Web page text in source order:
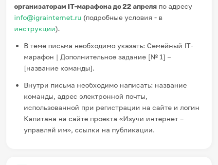
организаторам IT-марафона до 22 апреля по адресу
info@igrainternet.ru (подробные условия - в
инструкции).
В теме письма необходимо указать: Семейный IT-
марафон | Дополнительное задание [№ 1] –
[название команды].
Внутри письма необходимо написать: название
команды, адрес электронной почты,
использованной при регистрации на сайте и логин
Капитана на сайте проекта «Изучи интернет –
управляй им», ссылки на публикации.